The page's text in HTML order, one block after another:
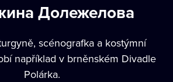
Долежелова
scénografka a kostýmní
například v brněnském Divadle
Polárka.